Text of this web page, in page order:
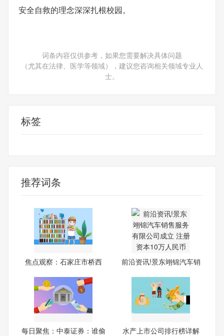
安全自救的理念深深扎根校园。
词条内容仅供参考，如果您需要解决具体问题
（尤其在法律、医学等领域），建议您咨询相关领域专业人
士。
标签
推荐词条
焦点观察：石家庄市桥西
前沿资讯!景东翊锦汽车销
每日聚焦：中泰证券：谁偷
水产上市公司排行榜详解